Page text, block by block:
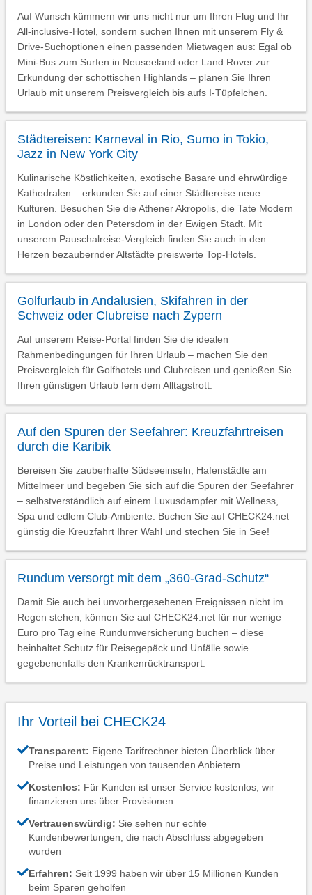
Auf Wunsch kümmern wir uns nicht nur um Ihren Flug und Ihr
All-inclusive-Hotel, sondern suchen Ihnen mit unserem Fly &
Drive-Suchoptionen einen passenden Mietwagen aus: Egal ob
Mini-Bus zum Surfen in Neuseeland oder Land Rover zur
Erkundung der schottischen Highlands – planen Sie Ihren
Urlaub mit unserem Preisvergleich bis aufs I-Tüpfelchen.
Städtereisen: Karneval in Rio, Sumo in Tokio,
Jazz in New York City
Kulinarische Köstlichkeiten, exotische Basare und ehrwürdige
Kathedralen – erkunden Sie auf einer Städtereise neue
Kulturen. Besuchen Sie die Athener Akropolis, die Tate Modern
in London oder den Petersdom in der Ewigen Stadt. Mit
unserem Pauschalreise-Vergleich finden Sie auch in den
Herzen bezaubernder Altstädte preiswerte Top-Hotels.
Golfurlaub in Andalusien, Skifahren in der
Schweiz oder Clubreise nach Zypern
Auf unserem Reise-Portal finden Sie die idealen
Rahmenbedingungen für Ihren Urlaub – machen Sie den
Preisvergleich für Golfhotels und Clubreisen und genießen Sie
Ihren günstigen Urlaub fern dem Alltagstrott.
Auf den Spuren der Seefahrer: Kreuzfahrtreisen
durch die Karibik
Bereisen Sie zauberhafte Südseeinseln, Hafenstädte am
Mittelmeer und begeben Sie sich auf die Spuren der Seefahrer
– selbstverständlich auf einem Luxusdampfer mit Wellness,
Spa und edlem Club-Ambiente. Buchen Sie auf CHECK24.net
günstig die Kreuzfahrt Ihrer Wahl und stechen Sie in See!
Rundum versorgt mit dem „360-Grad-Schutz“
Damit Sie auch bei unvorhergesehenen Ereignissen nicht im
Regen stehen, können Sie auf CHECK24.net für nur wenige
Euro pro Tag eine Rundumversicherung buchen – diese
beinhaltet Schutz für Reisegepäck und Unfälle sowie
gegebenenfalls den Krankenrücktransport.
Ihr Vorteil bei CHECK24
Transparent: Eigene Tarifrechner bieten Überblick über
Preise und Leistungen von tausenden Anbietern
Kostenlos: Für Kunden ist unser Service kostenlos, wir
finanzieren uns über Provisionen
Vertrauenswürdig: Sie sehen nur echte
Kundenbewertungen, die nach Abschluss abgegeben
wurden
Erfahren: Seit 1999 haben wir über 15 Millionen Kunden
beim Sparen geholfen